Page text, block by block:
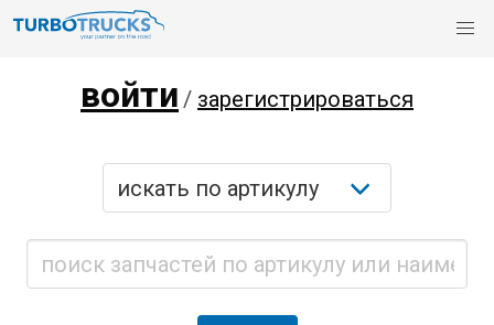
войти / зарегистрироваться